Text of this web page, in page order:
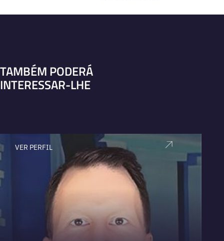
TAMBÉM PODERÁ
INTERESSAR-LHE
VER PERFIL